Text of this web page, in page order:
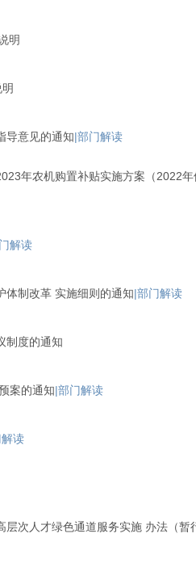
明
导意见的通知|部门解读
年农机购置补贴实施方案（2022年
解读
体制改革 实施细则的通知|部门解读
制度的通知
案的通知|部门解读
读
次人才绿色通道服务实施 办法（暂